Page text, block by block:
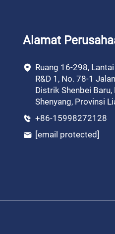
Alamat
Ruang 16-298,
R&D 1, No. 78-1
Distrik Shenbei Baru,
Shenyang, Provinsi
+86-15998272128
[email protected]